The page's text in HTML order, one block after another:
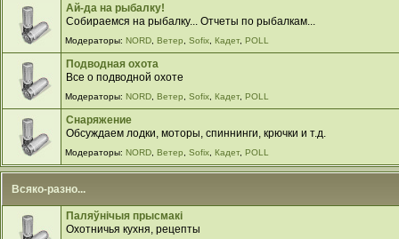
Ай-да на рыбалку!
Собираемся на рыбалку... Отчеты по рыбалкам...
Модераторы: NORD, Ветер Sofix, Кадет, POLL
Подводная охота
Все о подводной охоте
Модераторы: NORD, Ветер Sofix, Кадет, POLL
Снаряжение
Обсуждаем лодки, моторы, спиннинги, крючки и т.д.
Модераторы: NORD, Ветер Sofix, Кадет, POLL
Всяко-разно...
Паляўнiчыя прысмакi
Охотничья кухня, рецепты